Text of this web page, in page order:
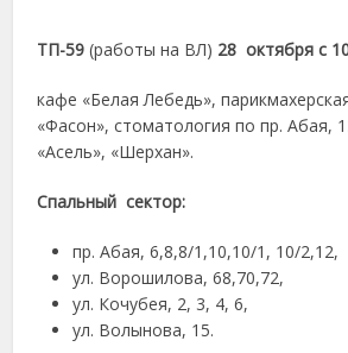
ТП-59(работы на ВЛ) 28 октября с
кафе «Белая Лебедь»,
«Фасон», стоматология по пр. Абая,
«Асель», «Шерхан».
Спальный сектор:
пр. Абая, 6,8,8/1,10,10/1, 10/2,12,
ул. Ворошилова, 68,70,72,
ул. Кочубея, 2, 3, 4, 6,
ул. Волынова, 15.